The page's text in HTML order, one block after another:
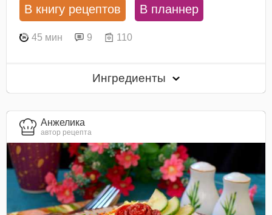
В книгу рецептов В планнер
45 мин 9 110
Ингредиенты
Анжелика
автор рецепта